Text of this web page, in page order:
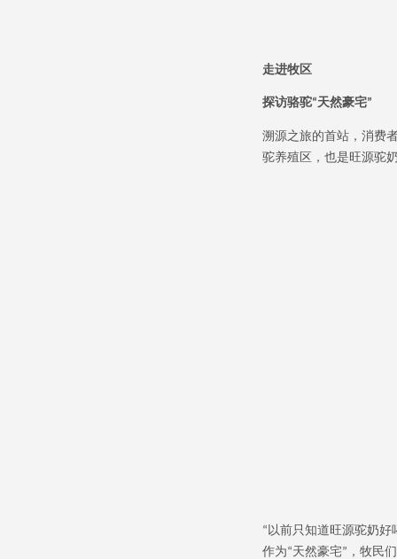
走进牧区
探访骆驼“天然豪宅”
溯源之旅的首站，消费
驼养殖区，也是旺源驼
“ 以前只知道旺源驼奶
作为“天然豪宅” ，牧民